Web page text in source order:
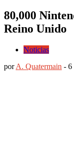
80,000
Reino Unido
Noticias
porA. Quatermain - 6